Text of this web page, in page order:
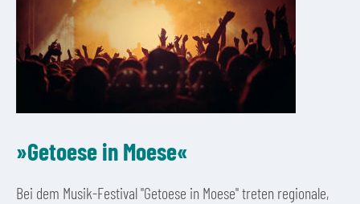
»Getoese in Moese«
Bei dem Musik-Festival "Getoese in Moese" treten regionale,